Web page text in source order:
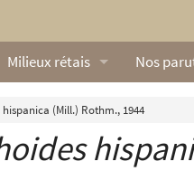
Milieux rétais
Lexique
Galerie rétaise
Nos
Dossiers
L’Œillet
(Mill.) Rothm., 1944